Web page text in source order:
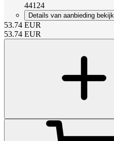
44124
Details van aanbieding
53.74 EUR
53.74 EUR